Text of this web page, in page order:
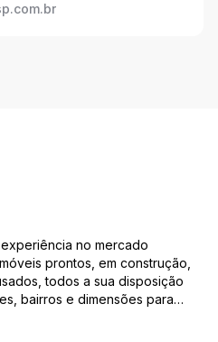
no mercado
prontos, em construção,
todos a sua disposição
bairros e dimensões para